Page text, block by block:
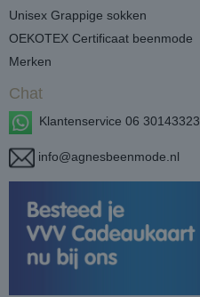
Unisex Grappige sokken
OEKOTEX Certificaat beenmode
Merken
Chat
Klantenservice 06 30143323
info@agnesbeenmode.nl